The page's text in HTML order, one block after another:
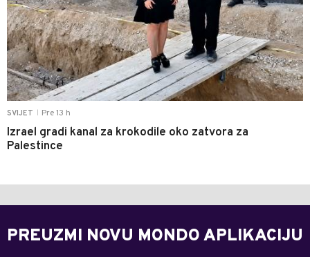
SVIJET Pre 13 h
Izrael gradi kanal za krokodile oko zatvora za
Palestince
PREUZMI NOVU MONDO APLIKACIJU